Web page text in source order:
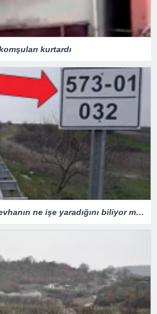
kurtardı
Yol kenarındaki beyaz levhanın ne işe yaradığını biliyor muydunuz?